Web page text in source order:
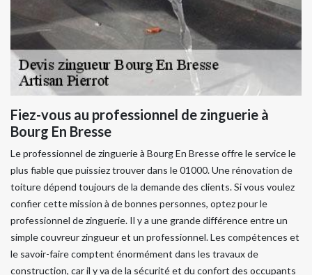
Fiez-vous au professionnel de zinguerie à
Bourg En Bresse
Le professionnel de zinguerie à Bourg En Bresse offre le service le
plus fiable que puissiez trouver dans le 01000. Une rénovation de
toiture dépend toujours de la demande des clients. Si vous voulez
confier cette mission à de bonnes personnes, optez pour le
professionnel de zinguerie. Il y a une grande différence entre un
simple couvreur zingueur et un professionnel. Les compétences et
le savoir-faire comptent énormément dans les travaux de
construction, car il y va de la sécurité et du confort des occupants